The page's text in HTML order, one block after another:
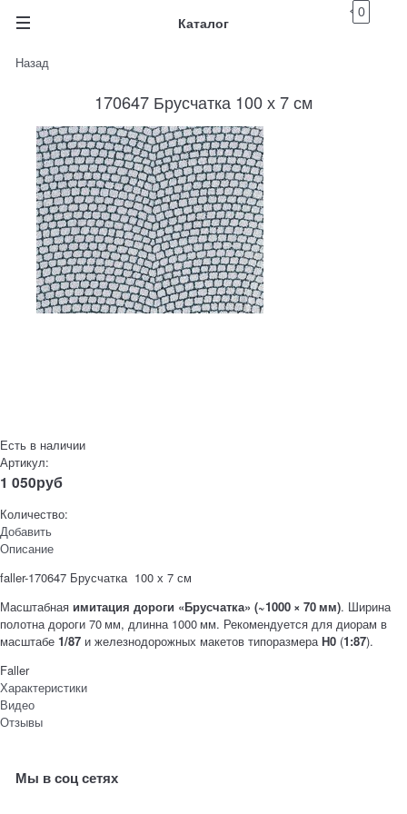
Каталог
0
Назад
170647 Брусчатка 100 х 7 см
Есть в наличии
Артикул:
1 050руб
Количество:
Добавить
Описание
faller-170647 Брусчатка 100 х 7 см
Масштабная имитация дороги «Брусчатка» (~1000 × 70 мм). Ширина
полотна дороги 70 мм, длинна 1000 мм. Рекомендуется для диорам в
масштабе 1/87 и железнодорожных макетов типоразмера Н0 (1:87).
Faller
Характеристики
Видео
Отзывы
Мы в соц сетях